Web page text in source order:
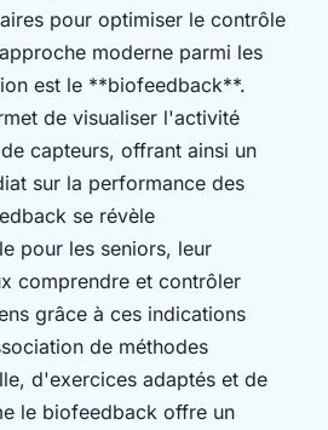
pour optimiser le contrôle
moderne parmi les
est le **biofeedback**.
de visualiser l'activité
capteurs, offrant ainsi un
sur la performance des
se révèle
pour les seniors, leur
comprendre et contrôler
grâce à ces indications
de méthodes
d'exercices adaptés et de
le biofeedback offre un